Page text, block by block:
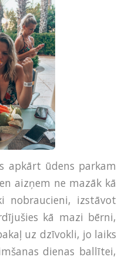
apkārt ūdens parkam
aizņem ne mazāk kā
nobraucieni, izstāvot
kā mazi bērni,
uz dzīvokli, jo laiks
dienas ballītei,